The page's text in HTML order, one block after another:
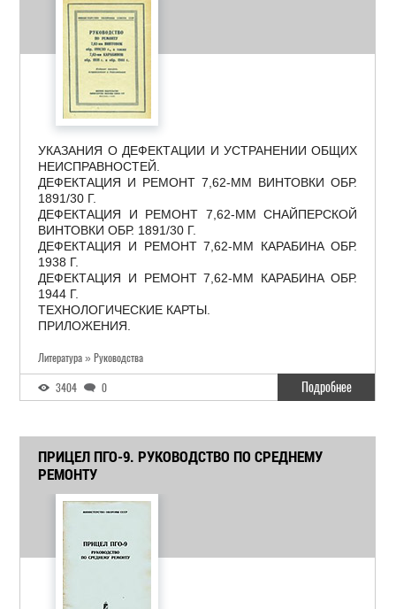
УКАЗАНИЯ О ДЕФЕКТАЦИИ И УСТРАНЕНИИ ОБЩИХ
НЕИСПРАВНОСТЕЙ.
ДЕФЕКТАЦИЯ И РЕМОНТ 7,62-ММ ВИНТОВКИ ОБР.
1891/30 Г.
ДЕФЕКТАЦИЯ И РЕМОНТ 7,62-ММ СНАЙПЕРСКОЙ
ВИНТОВКИ ОБР. 1891/30 Г.
ДЕФЕКТАЦИЯ И РЕМОНТ 7,62-ММ КАРАБИНА ОБР.
1938 Г.
ДЕФЕКТАЦИЯ И РЕМОНТ 7,62-ММ КАРАБИНА ОБР.
1944 Г.
ТЕХНОЛОГИЧЕСКИЕ КАРТЫ.
ПРИЛОЖЕНИЯ.
Литература » Руководства
3404 0 Подробнее
ПРИЦЕЛ ПГО-9. РУКОВОДСТВО ПО СРЕДНЕМУ
РЕМОНТУ